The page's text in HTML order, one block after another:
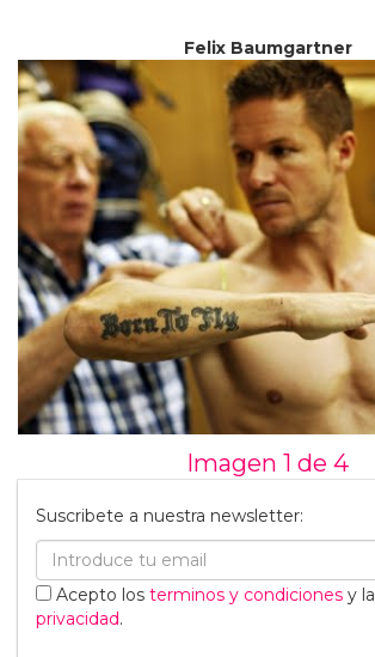
Felix Baumgartner
Imagen 1 de 4
Suscribete a nuestra newsletter:
Acepto los terminos y condiciones y la
privacidad.